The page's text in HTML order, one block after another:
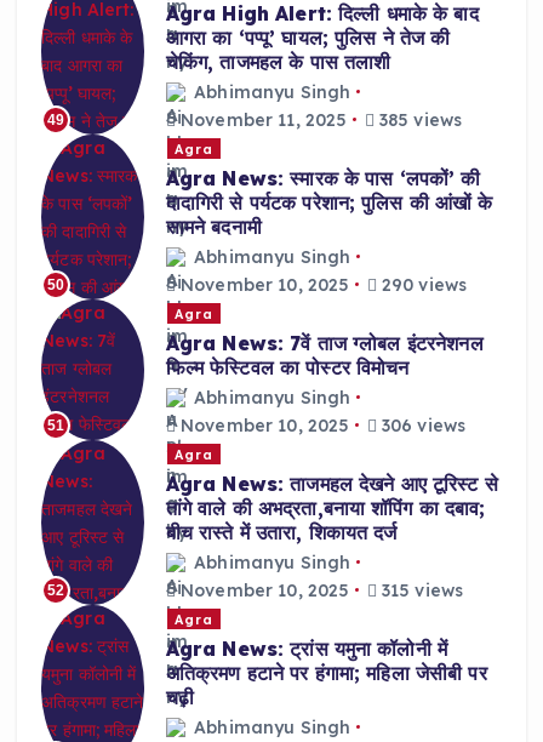
49
Agra High Alert: दिल्ली धमाके के बाद
आगरा का ‘पप्पू’ घायल; पुलिस ने तेज की
चेकिंग, ताजमहल के पास तलाशी
Abhimanyu Singh
November 11, 2025
385 views
50
Agra
Agra News: स्मारक के पास ‘लपकों’ की
दादागिरी से पर्यटक परेशान; पुलिस की आंखों के
सामने बदनामी
Abhimanyu Singh
November 10, 2025
290 views
51
Agra
Agra News: 7वें ताज ग्लोबल इंटरनेशनल
फिल्म फेस्टिवल का पोस्टर विमोचन
Abhimanyu Singh
November 10, 2025
306 views
52
Agra
Agra News: ताजमहल देखने आए टूरिस्ट से
तांगे वाले की अभद्रता,बनाया शॉपिंग का दबाव;
बीच रास्ते में उतारा, शिकायत दर्ज
Abhimanyu Singh
November 10, 2025
315 views
Agra
Agra News: ट्रांस यमुना कॉलोनी में
अतिक्रमण हटाने पर हंगामा; महिला जेसीबी पर
चढ़ी
Abhimanyu Singh